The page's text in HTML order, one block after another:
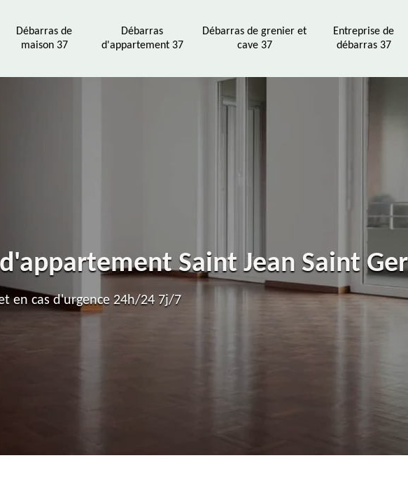
Débarras de
maison 37
Débarras
d'appartement 37
Débarras de grenier et
cave 37
Entreprise de
débarras 37
Saint Jean Saint
en cas d'urgence 24h/24 7j/7